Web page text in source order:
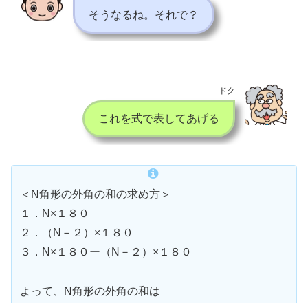
そうなるね。それで？
ドク
これを式で表してあげる
＜N角形の外角の和の求め方＞
１．N×１８０
２．（N－２）×１８０
３．N×１８０ー（N－２）×１８０
よって、N角形の外角の和は